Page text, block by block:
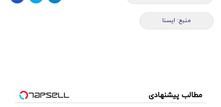
منبع: ایسنا
مطالب پیشنهادی